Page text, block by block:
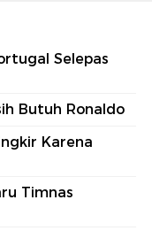
Selepas
Butuh Ronaldo
Karena
Timnas